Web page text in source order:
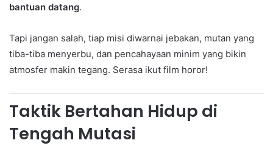
bantuan datang.
Tapi jangan salah, tiap misi diwarnai jebakan, mutan yang
tiba-tiba menyerbu, dan pencahayaan minim yang bikin
atmosfer makin tegang. Serasa ikut film horor!
Taktik Bertahan Hidup di
Tengah Mutasi